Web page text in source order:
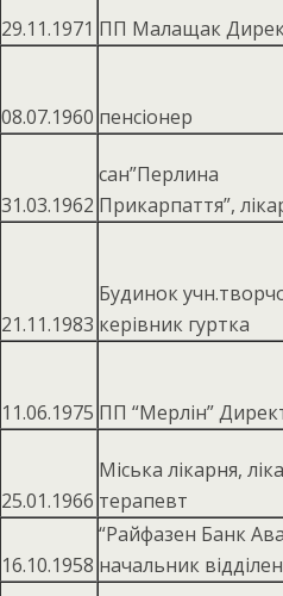
29.11.1971 ПП Малащак
08.07.1960 пенсіонер
31.03.1962
сан”Перлина
Прикарпаття”,
21.11.1983
Будинок
керівник гуртка
11.06.1975 ПП “Мерлін”
25.01.1966
Міська лікарня,
терапевт
16.10.1958
“Райфазен Банк
начальник